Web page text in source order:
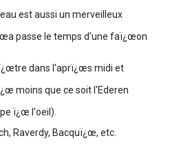
est aussi un merveilleux
passe le temps d'une faï¿œon
dans l'aprï¿œs midi et
moins que ce soit l'Ederen
ï¿œ l'oeil).
Raverdy, Bacquï¿œ, etc.